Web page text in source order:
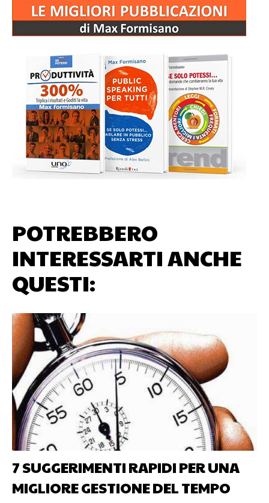
POTREBBERO
INTERESSARTI ANCHE
QUESTI:
7 SUGGERIMENTI RAPIDI PER UNA
MIGLIORE GESTIONE DEL TEMPO